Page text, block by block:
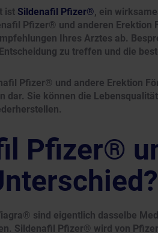
ist Sildenafil Pfizer®, ein
Pfizer® und anderen Erektion
Ihres Arztes ab.
zu treffen und die
Pfizer® und andere Erektion
dar. Sie können die
Pfizer®
sind eigentlich dasselbe
Sildenafil Pfizer® wird von